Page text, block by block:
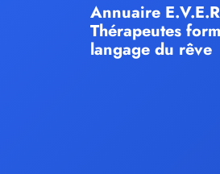
Annuaire
Thérapeutes
langage du rêve